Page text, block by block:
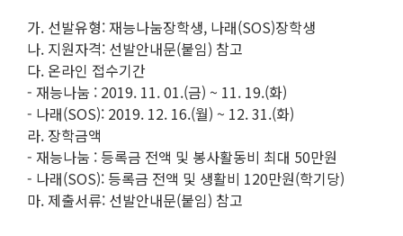
가. 선발유형: 재능나눔장학생, 나래(SOS)장학생
나. 지원자격: 선발안내문(붙임) 참고
다. 온라인 접수기간
- 재능나눔 : 2019. 11. 01.(금) ~ 11. 19.(화)
- 나래(SOS): 2019. 12. 16.(월) ~ 12. 31.(화)
라. 장학금액
- 재능나눔 : 등록금 전액 및 봉사활동비 최대 50만원
- 나래(SOS): 등록금 전액 및 생활비 120만원(학기당)
마. 제출서류: 선발안내문(붙임) 참고